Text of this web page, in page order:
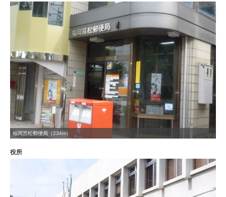
福岡筥松郵便局（234m）
役所